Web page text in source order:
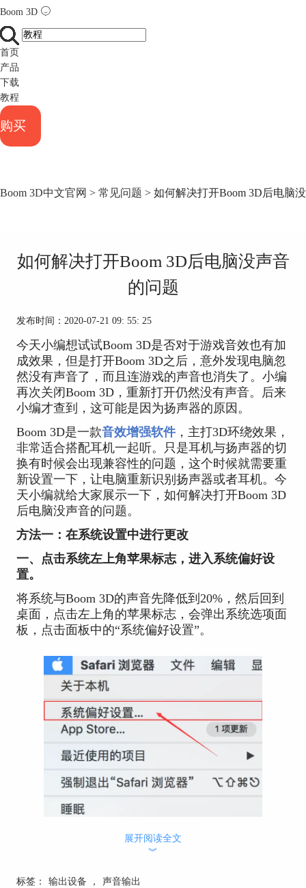
Boom 3D
首页
产品
下载
教程
购买
Boom 3D中文官网 > 常见问题 > 如何解决打开Boom 3D后电脑
如何解决打开Boom 3D后电脑没声音
的问题
发布时间：2020-07-21 09: 55: 25
今天小编想试试Boom 3D是否对于游戏音效也有加
成效果，但是打开Boom 3D之后，意外发现电脑忽
然没有声音了，而且连游戏的声音也消失了。小编
再次关闭Boom 3D，重新打开仍然没有声音。后来
小编才查到，这可能是因为扬声器的原因。
Boom 3D是一款音效增强软件，主打3D环绕效果，
非常适合搭配耳机一起听。只是耳机与扬声器的切
换有时候会出现兼容性的问题，这个时候就需要重
新设置一下，让电脑重新识别扬声器或者耳机。今
天小编就给大家展示一下，如何解决打开Boom 3D
后电脑没声音的问题。
方法一：在系统设置中进行更改
一、点击系统左上角苹果标志，进入系统偏好设
置。
将系统与Boom 3D的声音先降低到20%，然后回到
桌面，点击左上角的苹果标志，会弹出系统选项面
板，点击面板中的“系统偏好设置”。
展开阅读全文
︾
标签： 输出设备 ， 声音输出